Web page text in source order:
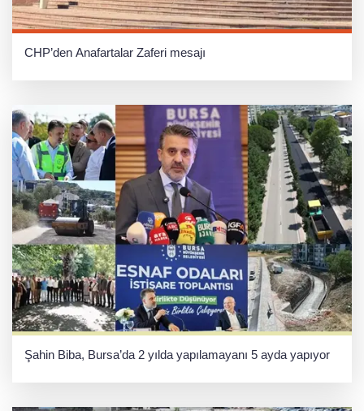
CHP’den Anafartalar Zaferi mesajı
Şahin Biba, Bursa’da 2 yılda yapılamayanı 5 ayda yapıyor